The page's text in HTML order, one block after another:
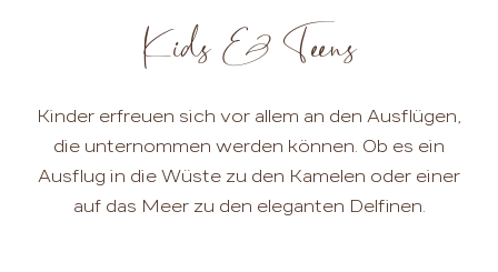
Kids & Teens
Kinder erfreuen sich vor allem an den Ausflügen,
die unternommen werden können. Ob es ein
Ausflug in die Wüste zu den Kamelen oder einer
auf das Meer zu den eleganten Delfinen.